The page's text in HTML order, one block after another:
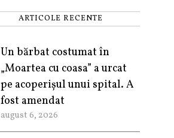
ARTICOLE RECENTE
Un bărbat costumat în
„Moartea cu coasa” a urcat
pe acoperișul unui spital. A
fost amendat
august 6, 2026